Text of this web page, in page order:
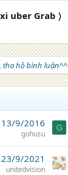
uber Grab 〉
tha hồ bình luận^^
13/9/2016
gohusu
G
23/9/2021
unitedvision